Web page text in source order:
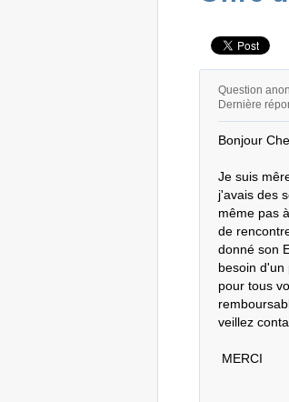
Question
Dernière
Bonjour
Je suis
j'avais des
même pas
de
donné son
besoin d'un
pour tous
veillez
MERCI